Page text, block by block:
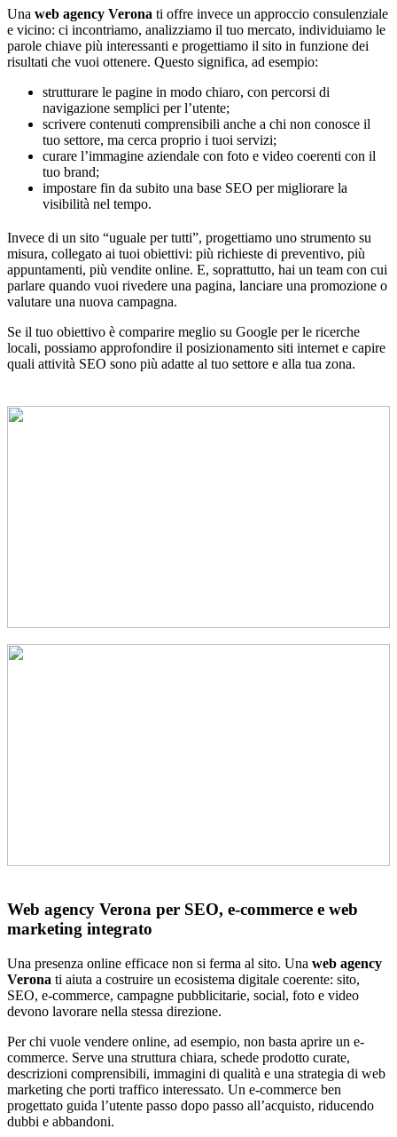
Una web agency Verona ti offre invece un approccio consulenziale
e vicino: ci incontriamo, analizziamo il tuo mercato, individuiamo le
parole chiave più interessanti e progettiamo il sito in funzione dei
risultati che vuoi ottenere. Questo significa, ad esempio:
strutturare le pagine in modo chiaro, con percorsi di
navigazione semplici per l’utente;
scrivere contenuti comprensibili anche a chi non conosce il
tuo settore, ma cerca proprio i tuoi servizi;
curare l’immagine aziendale con foto e video coerenti con il
tuo brand;
impostare fin da subito una base SEO per migliorare la
visibilità nel tempo.
Invece di un sito “uguale per tutti”, progettiamo uno strumento su
misura, collegato ai tuoi obiettivi: più richieste di preventivo, più
appuntamenti, più vendite online. E, soprattutto, hai un team con cui
parlare quando vuoi rivedere una pagina, lanciare una promozione o
valutare una nuova campagna.
Se il tuo obiettivo è comparire meglio su Google per le ricerche
locali, possiamo approfondire il posizionamento siti internet e capire
quali attività SEO sono più adatte al tuo settore e alla tua zona.
Web agency Verona per SEO, e-commerce e web
marketing integrato
Una presenza online efficace non si ferma al sito. Una web agency
Verona ti aiuta a costruire un ecosistema digitale coerente: sito,
SEO, e-commerce, campagne pubblicitarie, social, foto e video
devono lavorare nella stessa direzione.
Per chi vuole vendere online, ad esempio, non basta aprire un e-
commerce. Serve una struttura chiara, schede prodotto curate,
descrizioni comprensibili, immagini di qualità e una strategia di web
marketing che porti traffico interessato. Un e-commerce ben
progettato guida l’utente passo dopo passo all’acquisto, riducendo
dubbi e abbandoni.